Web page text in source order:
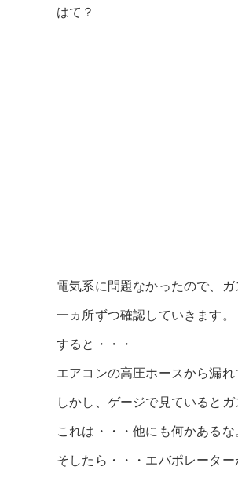
はて？
電気系に問題なかったので、ガ
一ヵ所ずつ確認していきます。
すると・・・
エアコンの高圧ホースから漏
しかし、ゲージで見ていると
これは・・・他にも何かあるな
そしたら・・・エバポレータ